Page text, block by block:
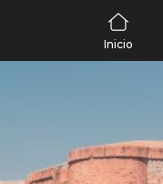
Inicio